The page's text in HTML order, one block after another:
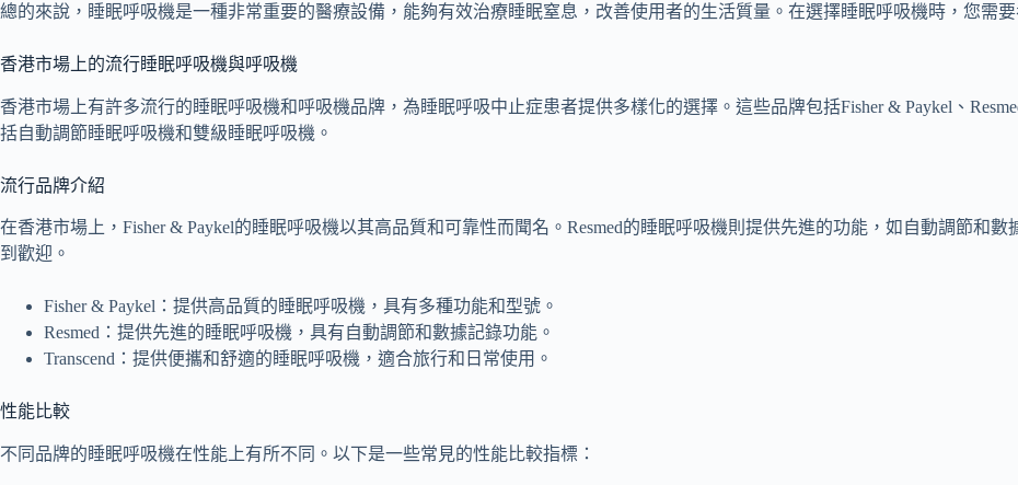
總的來說，睡眠呼吸機是一種非常重要的醫療設備，能夠有效治療睡眠窒息，改善使用者的生活質量。在選擇睡眠呼吸機時，您需
香港市場上的流行睡眠呼吸機與呼吸機
香港市場上有許多流行的睡眠呼吸機和呼吸機品牌，為睡眠呼吸中止症患者提供多樣化的選擇。這些品牌包括Fisher & Paykel、
括自動調節睡眠呼吸機和雙級睡眠呼吸機。
流行品牌介紹
在香港市場上，Fisher & Paykel的睡眠呼吸機以其高品質和可靠性而聞名。Resmed的睡眠呼吸機則提供先進的功能，如自動調節和
到歡迎。
Fisher & Paykel：提供高品質的睡眠呼吸機，具有多種功能和型號。
Resmed：提供先進的睡眠呼吸機，具有自動調節和數據記錄功能。
Transcend：提供便攜和舒適的睡眠呼吸機，適合旅行和日常使用。
性能比較
不同品牌的睡眠呼吸機在性能上有所不同。以下是一些常見的性能比較指標：